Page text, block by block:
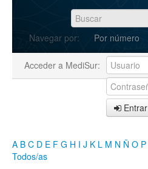
Navegar por: Por número
Acceder a MediSur:
Entrar
A B C D E F G H I J K L M N Ñ O P
Todos/as